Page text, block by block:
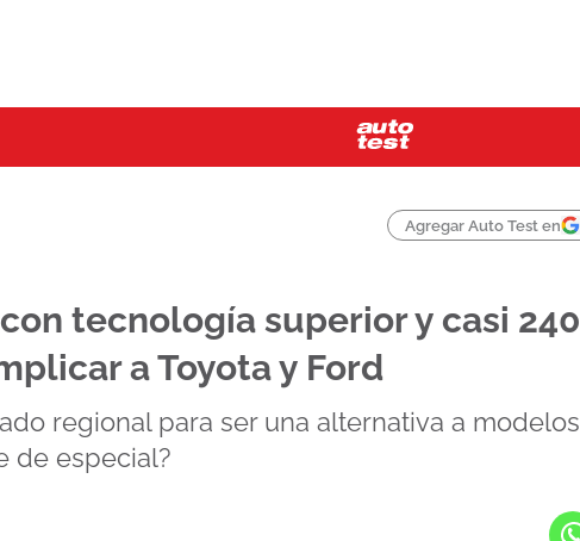
Agregar Auto Test en
tecnología superior y casi 240
a Toyota y Ford
regional para ser una alternativa a modelos
de especial?